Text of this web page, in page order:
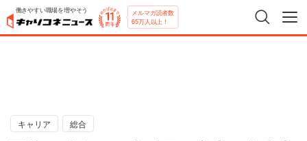
働きやすい職場を増やそう メルマガ読者数
65万人以上！
キャリア 総合